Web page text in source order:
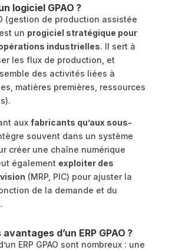
logiciel GPAO ?
(gestion de production assistée
un progiciel stratégique pour
industrielles. Il sert à
les flux de production, et
des activités liées à
matières premières, ressources
aux fabricants qu’aux sous-
souvent dans un système
créer une chaîne numérique
également exploiter des
(MRP, PIC) pour ajuster la
de la demande et du
d’un ERP GPAO ?
ERP GPAO sont nombreux : une